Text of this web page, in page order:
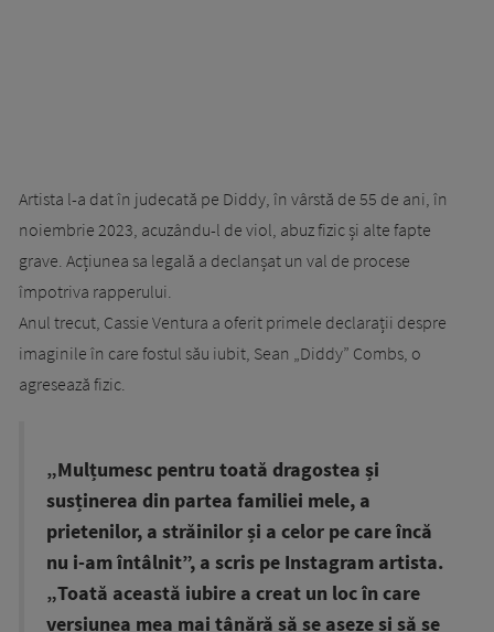
Artista l-a dat în judecată pe Diddy, în vârstă de 55 de ani, în
noiembrie 2023, acuzându-l de viol, abuz fizic și alte fapte
grave. Acțiunea sa legală a declanșat un val de procese
împotriva rapperului.
Anul trecut, Cassie Ventura a oferit primele declarații despre
imaginile în care fostul său iubit, Sean „Diddy” Combs, o
agresează fizic.
„Mulțumesc pentru toată dragostea și
susținerea din partea familiei mele, a
prietenilor, a străinilor și a celor pe care încă
nu i-am întâlnit”, a scris pe Instagram artista.
„Toată această iubire a creat un loc în care
versiunea mea mai tânără să se așeze și să se